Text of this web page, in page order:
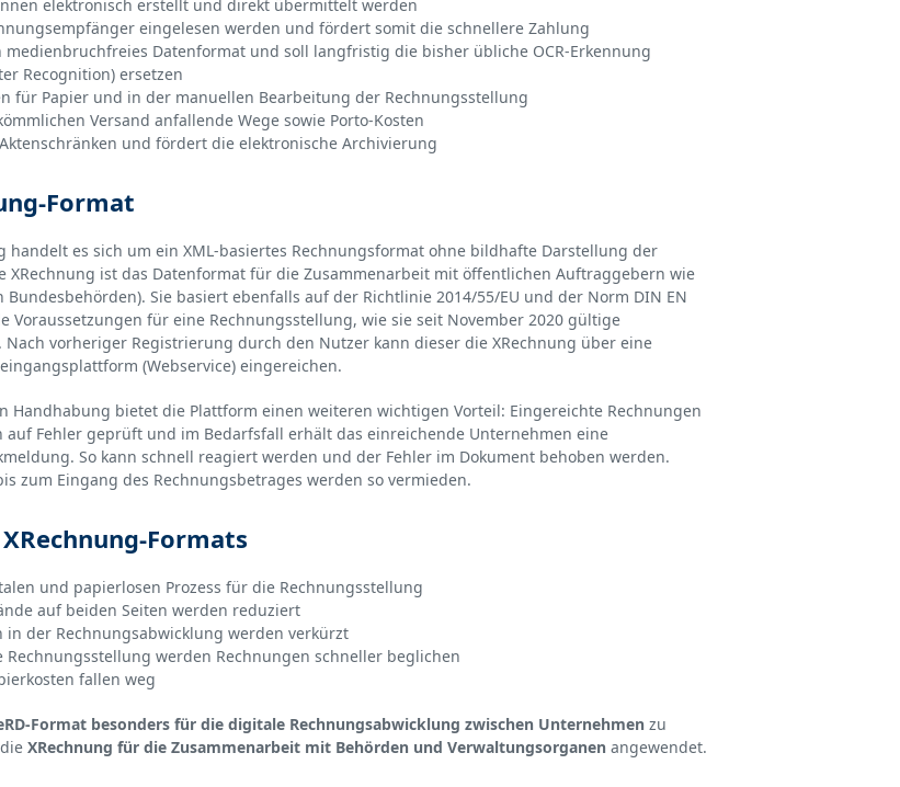
elektronisch erstellt und direkt übermittelt werden
eingelesen werden und fördert somit die schnellere Zahlung
medienbruchfreies Datenformat und soll langfristig die bisher übliche OCR-Erkennung
Recognition) ersetzen
für Papier und in der manuellen Bearbeitung der Rechnungsstellung
Versand anfallende Wege sowie Porto-Kosten
und fördert die elektronische Archivierung
Format
handelt es sich um ein XML-basiertes Rechnungsformat ohne bildhafte Darstellung der
XRechnung ist das Datenformat für die Zusammenarbeit mit öffentlichen Auftraggebern wie
Bundesbehörden). Sie basiert ebenfalls auf der Richtlinie 2014/55/EU und der Norm DIN EN
Voraussetzungen für eine Rechnungsstellung, wie sie seit November 2020 gültige
vorheriger Registrierung durch den Nutzer kann dieser die XRechnung über eine
(Webservice) eingereichen.
Handhabung bietet die Plattform einen weiteren wichtigen Vorteil: Eingereichte Rechnungen
auf Fehler geprüft und im Bedarfsfall erhält das einreichende Unternehmen eine
So kann schnell reagiert werden und der Fehler im Dokument behoben werden.
zum Eingang des Rechnungsbetrages werden so vermieden.
Formats
und papierlosen Prozess für die Rechnungsstellung
auf beiden Seiten werden reduziert
in der Rechnungsabwicklung werden verkürzt
Rechnungsstellung werden Rechnungen schneller beglichen
fallen weg
Format besonders für die digitale Rechnungsabwicklung zwischen Unternehmen zu
XRechnung für die Zusammenarbeit mit Behörden und Verwaltungsorganen angewendet.